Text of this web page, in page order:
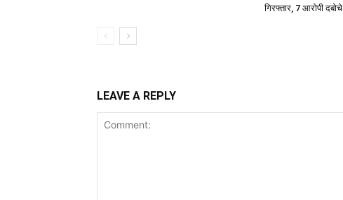
गिरफ्तार, 7 आरोपी दबोचे
LEAVE A REPLY